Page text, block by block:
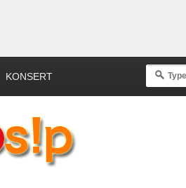
KONSERT